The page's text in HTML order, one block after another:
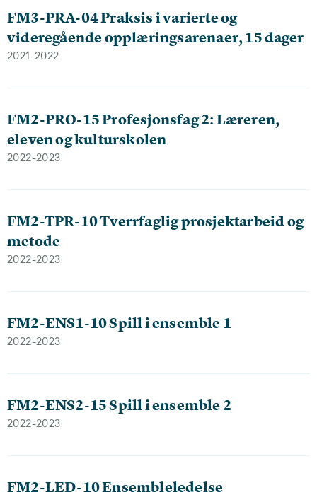
FM3-PRA-04 Praksis i varierte og
videregående opplæringsarenaer, 15 dager
2021-2022
FM2-PRO-15 Profesjonsfag 2: Læreren,
eleven og kulturskolen
2022-2023
FM2-TPR-10 Tverrfaglig prosjektarbeid og
metode
2022-2023
FM2-ENS1-10 Spill i ensemble 1
2022-2023
FM2-ENS2-15 Spill i ensemble 2
2022-2023
FM2-LED-10 Ensembleledelse